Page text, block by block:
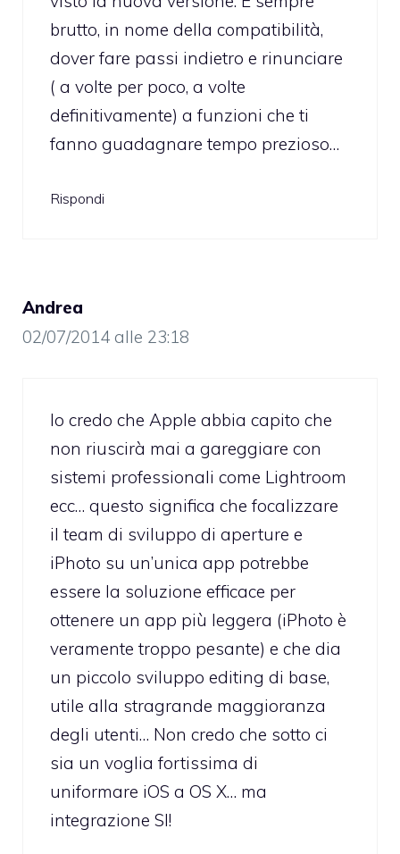
brutto, in nome della compatibilità,
dover fare passi indietro e rinunciare
( a volte per poco, a volte
definitivamente) a funzioni che ti
fanno guadagnare tempo prezioso…
Rispondi
Andrea
02/07/2014 alle 23:18
Io credo che Apple abbia capito che
non riuscirà mai a gareggiare con
sistemi professionali come Lightroom
ecc… questo significa che focalizzare
il team di sviluppo di aperture e
iPhoto su un’unica app potrebbe
essere la soluzione efficace per
ottenere un app più leggera (iPhoto è
veramente troppo pesante) e che dia
un piccolo sviluppo editing di base,
utile alla stragrande maggioranza
degli utenti… Non credo che sotto ci
sia un voglia fortissima di
uniformare iOS a OS X… ma
integrazione SI!